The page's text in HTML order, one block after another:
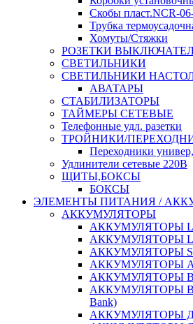
Скобы пласт.NCR-
Трубка
Хомуты/Стяжки
РОЗЕТКИ
СВЕТИЛЬНИКИ
СВЕТИЛЬНИКИ
АВАТАРЫ
СТАБИЛИЗАТОРЫ
ТАЙМЕРЫ СЕТЕВЫЕ
Телефонные удл. разетки
ТРОЙНИКИ/
Переходники
Удлинители сетевые 220В
ЩИТЫ,БОКСЫ
БОКСЫ
ЭЛЕМЕНТЫ ПИТАНИЯ /
АККУМУЛЯТОРЫ
АККУМУЛЯТОРЫ Li-
АККУМУЛЯТОРЫ
АККУМУЛЯТОРЫ
АККУМУЛЯТОРЫ
АККУМУЛЯТОРЫ
АККУМУЛЯТОРЫ
Bank)
АККУМУЛЯТОРЫ